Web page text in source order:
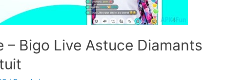
– Bigo Live Astuce Diamants